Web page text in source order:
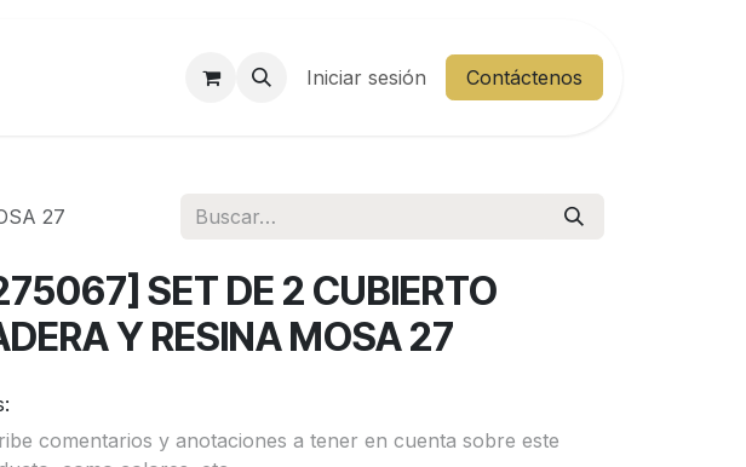
Preguntas Frecuentes Área Cliente
Iniciar sesión Contáctenos
27
SET DE 2 CUBIERTO
Y RESINA MOSA 27